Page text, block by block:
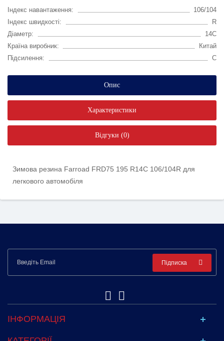
Індекс навантаження:
106/104
Індекс швидкості:
R
Діаметр:
14C
Країна виробник:
Китай
Підсилення:
C
Опис
Характеристики
Відгуки (0)
Зимова резина Farroad FRD75 195 R14C 106/104R для
легкового автомобіля
Підписка
ІНФОРМАЦІЯ